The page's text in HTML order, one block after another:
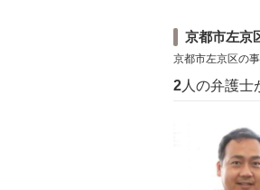
京都市左京
京都市左京区の
2 人の弁護士